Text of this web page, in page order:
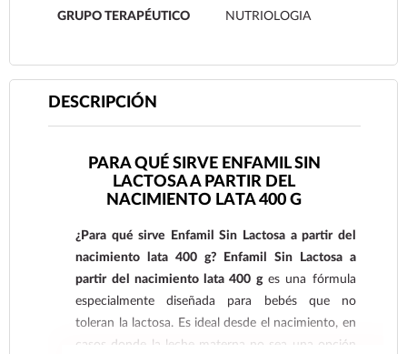
GRUPO TERAPÉUTICO NUTRIOLOGIA
DESCRIPCIÓN
PARA QUÉ SIRVE ENFAMIL SIN
LACTOSA A PARTIR DEL
NACIMIENTO LATA 400 G
¿Para qué sirve Enfamil Sin Lactosa a partir del
nacimiento lata 400 g? Enfamil Sin Lactosa a
partir del nacimiento lata 400 ges una fórmula
especialmente diseñada para bebés que no
toleran la lactosa. Es ideal desde el nacimiento, en
casos donde la leche materna no sea una opción